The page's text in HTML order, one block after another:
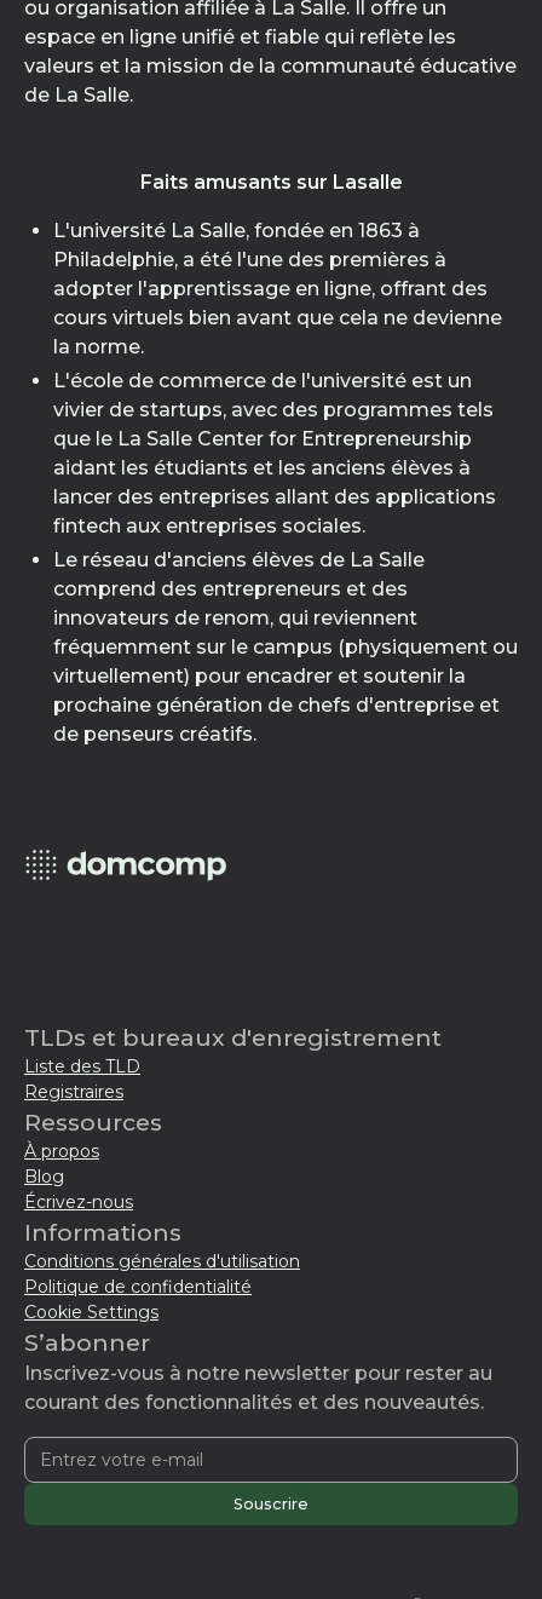
ou organisation affiliée à La Salle. Il offre un
espace en ligne unifié et fiable qui reflète les
valeurs et la mission de la communauté éducative
de La Salle.
Faits amusants sur Lasalle
L'université La Salle, fondée en 1863 à
Philadelphie, a été l'une des premières à
adopter l'apprentissage en ligne, offrant des
cours virtuels bien avant que cela ne devienne
la norme.
L'école de commerce de l'université est un
vivier de startups, avec des programmes tels
que le La Salle Center for Entrepreneurship
aidant les étudiants et les anciens élèves à
lancer des entreprises allant des applications
fintech aux entreprises sociales.
Le réseau d'anciens élèves de La Salle
comprend des entrepreneurs et des
innovateurs de renom, qui reviennent
fréquemment sur le campus (physiquement ou
virtuellement) pour encadrer et soutenir la
prochaine génération de chefs d'entreprise et
de penseurs créatifs.
TLDs et bureaux d'enregistrement
Liste des TLD
Registraires
Ressources
À propos
Blog
Écrivez-nous
Informations
Conditions générales d'utilisation
Politique de confidentialité
Cookie Settings
S’abonner
Inscrivez-vous à notre newsletter pour rester au
courant des fonctionnalités et des nouveautés.